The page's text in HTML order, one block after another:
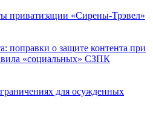
приватизации «Сирены-Трэвел»
поправки о защите контента при
«социальных» СЗПК
для осужденных